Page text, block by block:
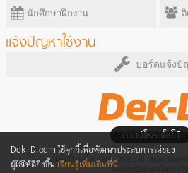
Dek-D.com ใช้คุกกี้เพื่อพัฒนาประสบการณ์ของ
ผู้ใช้ให้ดียิ่งขึ้น เรียนรู้เพิ่มเติมที่นี่
นักศึกษาฝึกงาน
แจ้งปัญหาใช้งาน
บอร์ดแจ้งปั
ดาวน์โหลดโลโก้
www.Dek-D.com © 1999 - 2026 ; All rights
ระเบียบข้อบังคับในการใช้